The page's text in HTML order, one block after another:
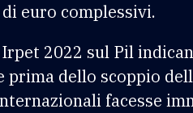
di euro complessivi.
2022 sul Pil
prima dello scoppio
facesse